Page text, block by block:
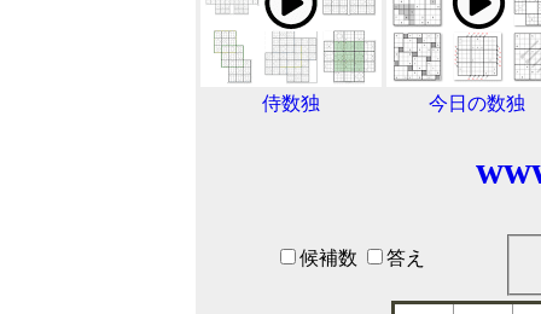
侍数独 今日の数独
候補数 答え